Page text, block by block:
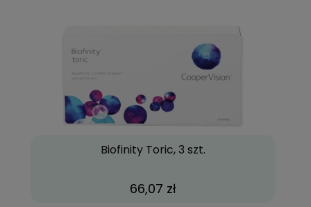
Biofinity Toric, 3 szt.
66,07 zł